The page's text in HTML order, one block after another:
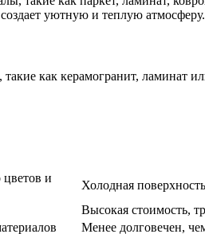
уютную и теплую
как керамогранит,
цветов и
Холодная
Высокая стоимость,
Менее долговечен,